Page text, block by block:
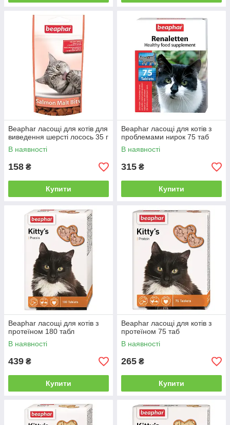
Beaphar ласощі для котів для
виведення шерсті лосось 35 г
В наявності
158 ₴
Купити
Beaphar ласощі для котів з
проблемами нирок 75 таб
В наявності
315 ₴
Купити
Beaphar ласощі для котів з
протеїном 180 табл
В наявності
439 ₴
Купити
Beaphar ласощі для котів з
протеїном 75 таб
В наявності
265 ₴
Купити